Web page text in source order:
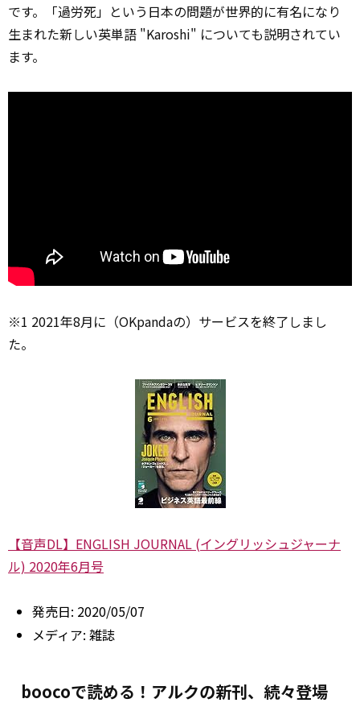
です。「過労死」という日本の問題が世界的に有名になり
生まれた新しい英単語 "Karoshi" についても説明されてい
ます。
※1 2021年8月に（OKpandaの）サービスを終了しまし
た。
【音声DL】ENGLISH JOURNAL (イングリッシュジャーナ
ル) 2020年6月号
発売日: 2020/05/07
メディア: 雑誌
boocoで読める！アルクの新刊、続々登場